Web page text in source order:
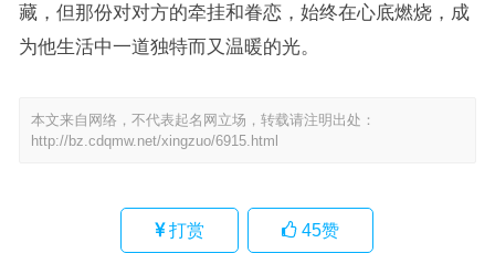
藏，但那份对对方的牵挂和眷恋，始终在心底燃烧，成
为他生活中一道独特而又温暖的光。
本文来自网络，不代表起名网立场，转载请注明出处：
http://bz.cdqmw.net/xingzuo/6915.html
打赏 45赞